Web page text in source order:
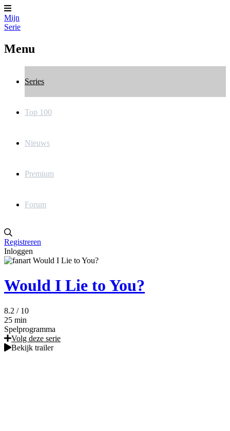
Mijn
Serie
Menu
Series
Top 100
Nieuws
Premium
Forum
Registreren
Inloggen
Would I Lie to You?
8.2 / 10
25 min
Spelprogramma
Volg deze serie
Bekijk trailer